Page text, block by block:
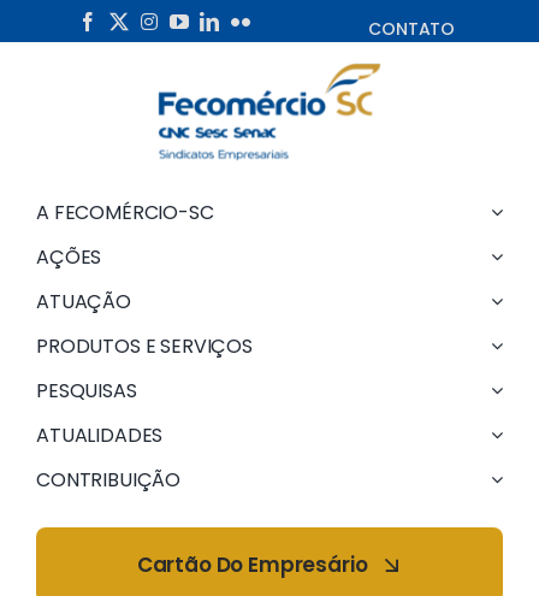
to
CONTATO
A FECOMÉRCIO-SC
AÇÕES
ATUAÇÃO
PRODUTOS E SERVIÇOS
PESQUISAS
ATUALIDADES
CONTRIBUIÇÃO
Cartão Do Empresário